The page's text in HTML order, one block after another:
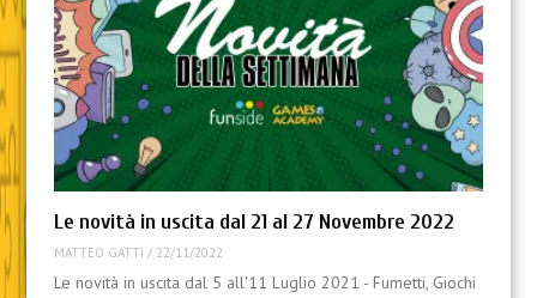
Le novità in uscita dal 21 al 27 Novembre 2022
MATTEO GATTI / 22/11/2022
Le novità in uscita dal 5 all'11 Luglio 2021 - Fumetti, Giochi